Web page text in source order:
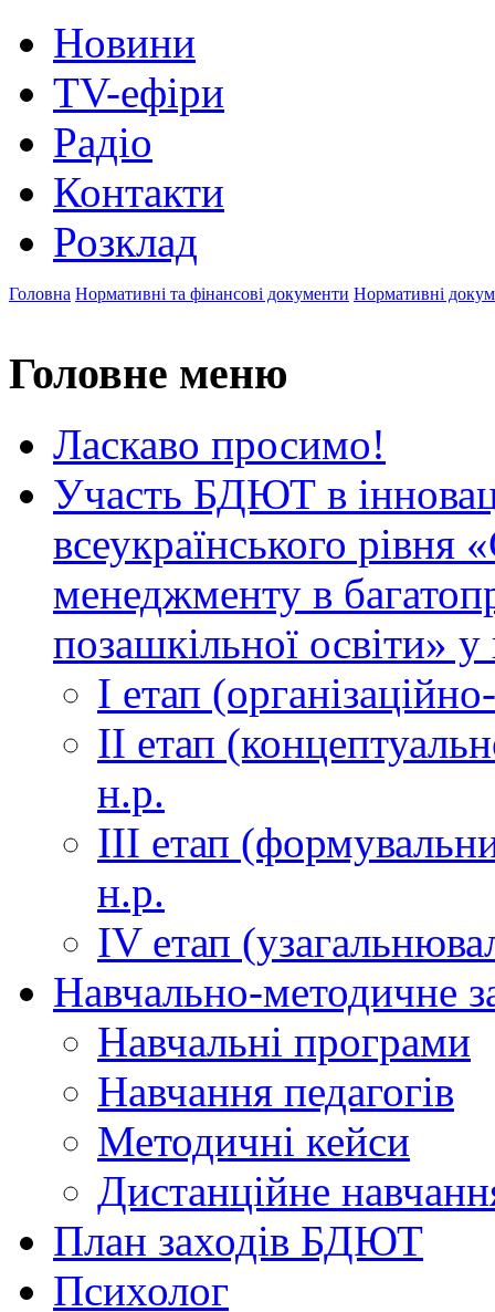
Новини
TV-ефіри
Радіо
Контакти
Розклад
Головна Нормативні та фінансові документи Нормативні
Головне меню
Ласкаво просимо!
Участь БДЮТ в
всеукраїнського рівня
менеджменту в
позашкільної освіти»
І етап
ІІ етап
н.р.
ІІІ етап
н.р.
ІV етап
Навчально-методичне
Навчальні програми
Навчання педагогів
Методичні кейси
Дистанційне
План заходів БДЮТ
Психолог